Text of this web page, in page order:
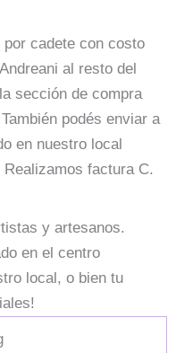
cadete con costo
al resto del
sección de compra
podés enviar a
en nuestro local
factura C.
y artesanos.
en el centro
local, o bien tu